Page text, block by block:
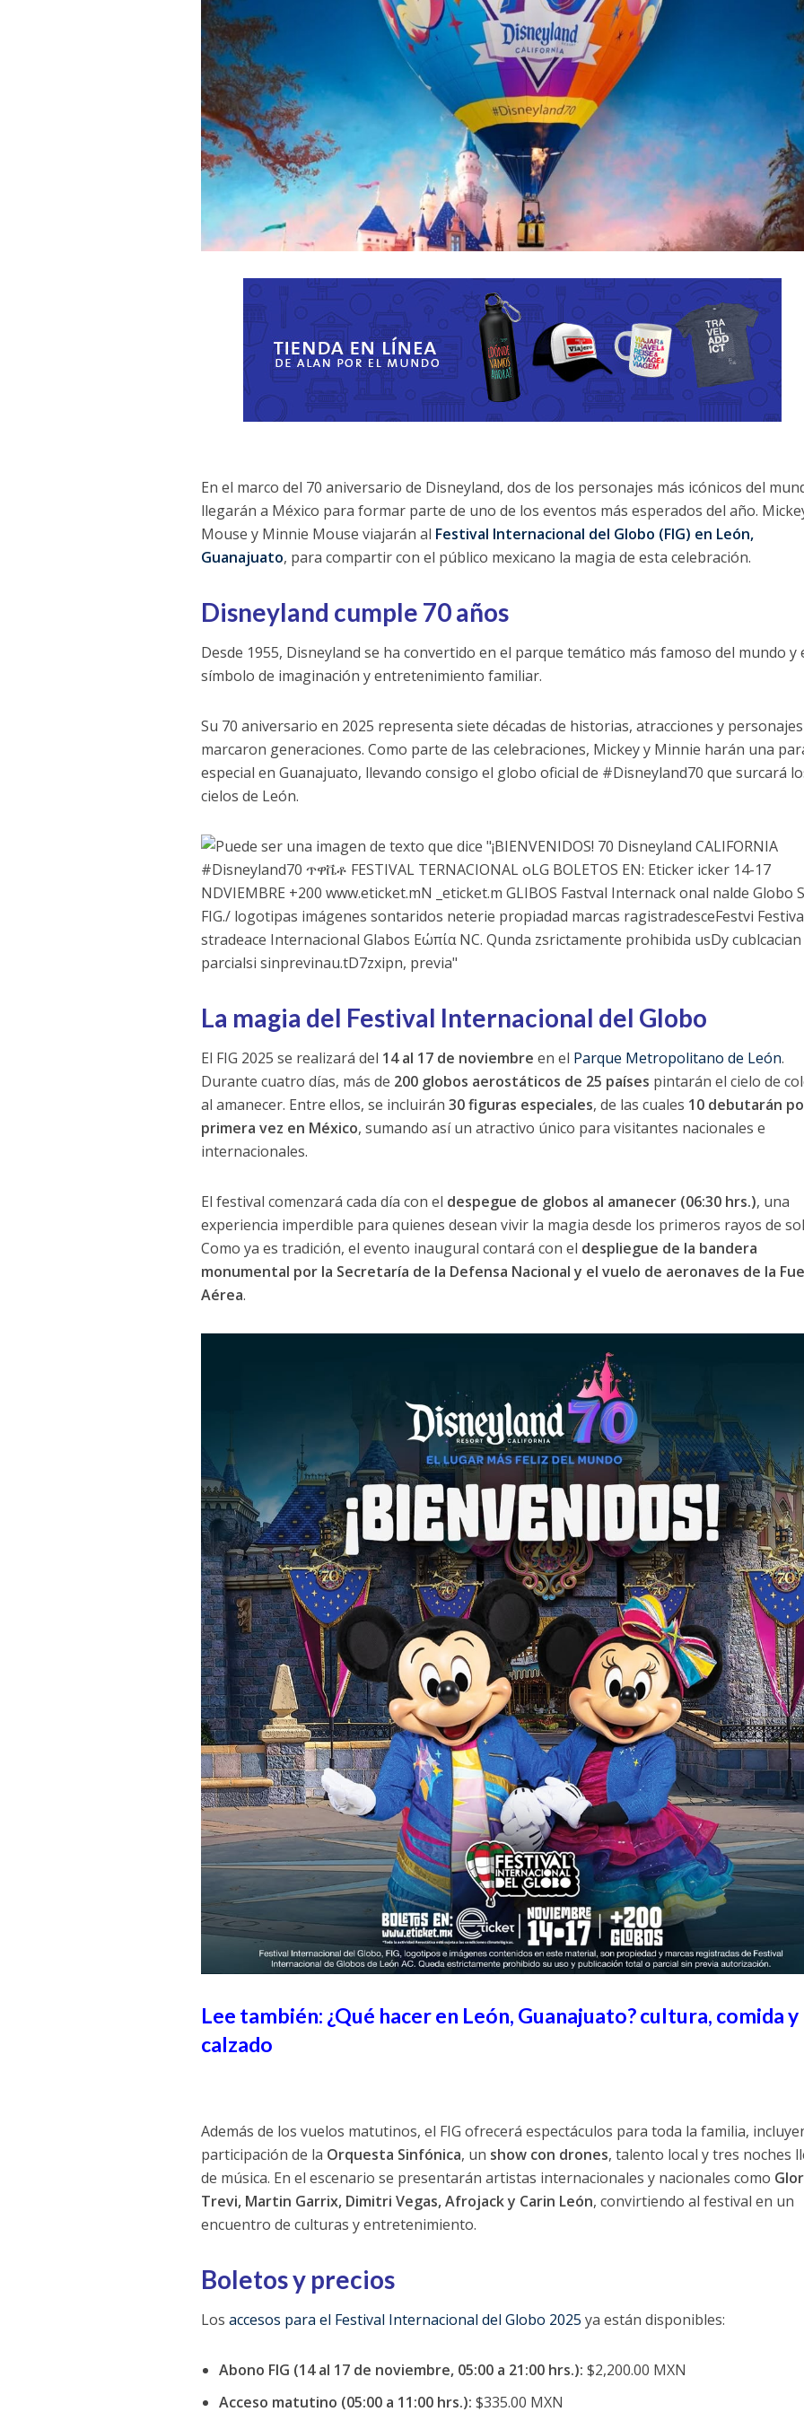
En el marco del 70 aniversario de Disneyland, dos de los personajes más icónicos del
llegarán a México para formar parte de uno de los eventos más esperados del año.
Mouse y Minnie Mouse viajarán al Festival Internacional del Globo (FIG) en León,
Guanajuato, para compartir con el público mexicano la magia de esta celebración.
Disneyland cumple 70 años
Desde 1955, Disneyland se ha convertido en el parque temático más famoso del mundo y
símbolo de imaginación y entretenimiento familiar.
Su 70 aniversario en 2025 representa siete décadas de historias, atracciones y
marcaron generaciones. Como parte de las celebraciones, Mickey y Minnie harán una
especial en Guanajuato, llevando consigo el globo oficial de #Disneyland70 que surcará
cielos de León.
La magia del Festival Internacional del Globo
El FIG 2025 se realizará del 14 al 17 de noviembre en el Parque Metropolitano de León.
Durante cuatro días, más de 200 globos aerostáticos de 25 países pintarán el cielo de
al amanecer. Entre ellos, se incluirán30 figuras especiales, de las cuales 10 debutarán
primera vez en México, sumando así un atractivo único para visitantes nacionales e
internacionales.
El festival comenzará cada día con el despegue de globos al amanecer (06:30 hrs.), una
experiencia imperdible para quienes desean vivir la magia desde los primeros rayos de
Como ya es tradición, el evento inaugural contará con el despliegue de la bandera
monumental por la Secretaría de la Defensa Nacional y el vuelo de aeronaves de la
Aérea.
Lee también: ¿Qué hacer en León, Guanajuato? cultura, comida y
calzado
Además de los vuelos matutinos, el FIG ofrecerá espectáculos para toda la familia,
participación de la Orquesta Sinfónica, un show con drones, talento local y tres noches
de música. En el escenario se presentarán artistas internacionales y nacionales como
Trevi, Martin Garrix, Dimitri Vegas, Afrojack y Carin León, convirtiendo al festival en un
encuentro de culturas y entretenimiento.
Boletos y precios
Losaccesos para el Festival Internacional del Globo 2025 ya están disponibles:
Abono FIG (14 al 17 de noviembre, 05:00 a 21:00 hrs.): $2,200.00 MXN
Acceso matutino (05:00 a 11:00 hrs.): $335.00 MXN